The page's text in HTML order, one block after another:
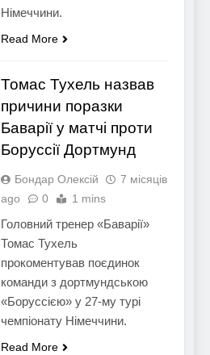
Німеччини.
Read More
Томас Тухель назвав
причини поразки
Баварії у матчі проти
Боруссії Дортмунд
Бондар Олексій
7 місяців
ago
0 1 mins
Головний тренер «Баварії»
Томас Тухель
прокоментував поєдинок
команди з дортмундською
«Боруссією» у 27-му турі
чемпіонату Німеччини.
Read More